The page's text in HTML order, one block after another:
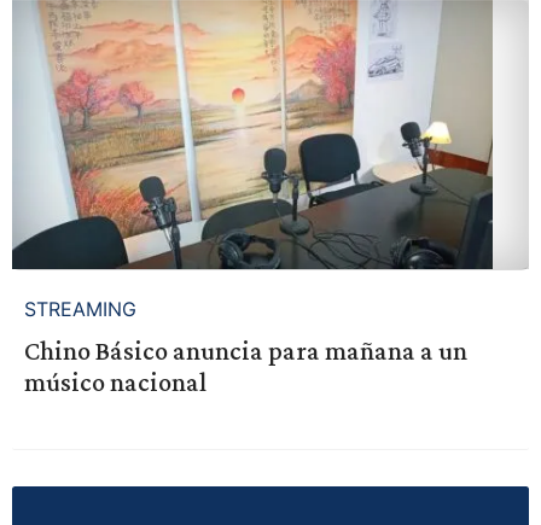
STREAMING
Chino Básico anuncia para mañana a un
músico nacional